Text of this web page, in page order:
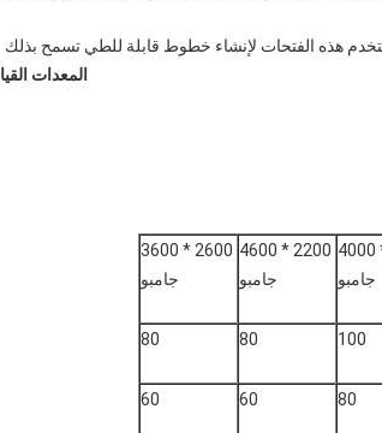
المعدات
2200 * 4000
جامبو
2200 * 4600
جامبو
2600 * 3600
جامبو
100
80
80
80
60
60